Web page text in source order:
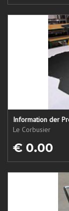
Information der
Le Corbusier
€ 0.00